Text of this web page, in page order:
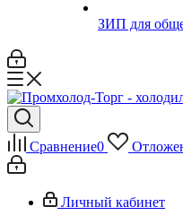
ЗИП для
Сравнение0
Личный кабинет